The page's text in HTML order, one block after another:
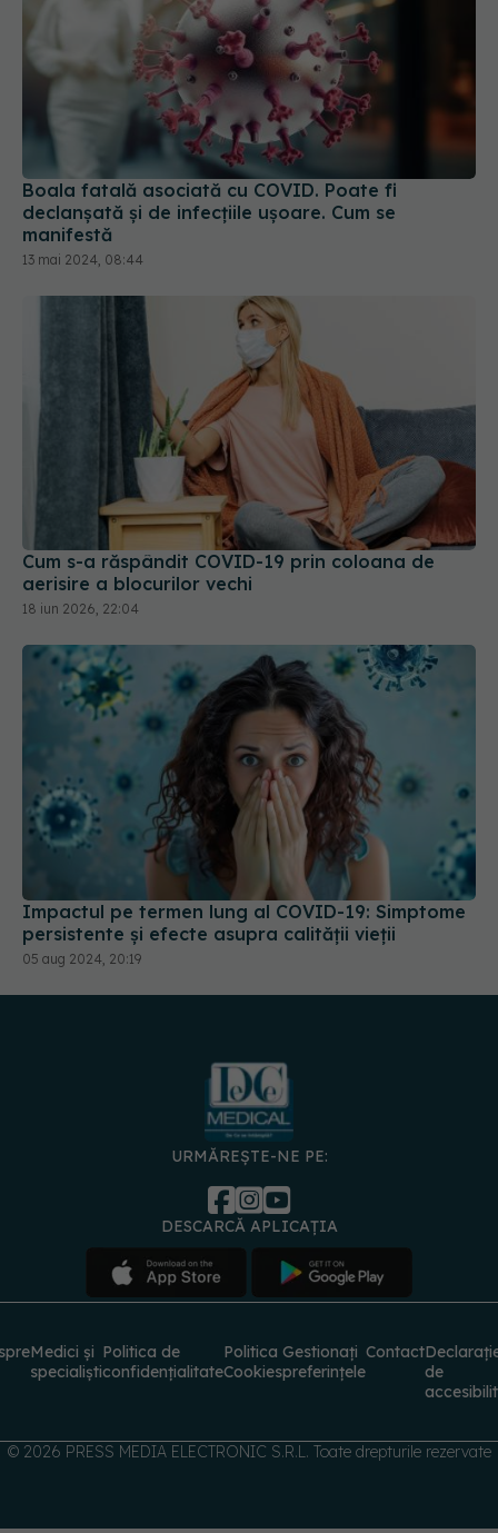
Boala fatală asociată cu COVID. Poate fi
declanșată și de infecțiile ușoare. Cum se
manifestă
13 mai 2024, 08:44
Cum s-a răspândit COVID-19 prin coloana de
aerisire a blocurilor vechi
18 iun 2026, 22:04
Impactul pe termen lung al COVID-19: Simptome
persistente și efecte asupra calității vieții
05 aug 2024, 20:19
URMĂREȘTE-NE PE:
DESCARCĂ APLICAȚIA
Medici și
Politica de
Gestionați
Contact
© 2026 PRESS MEDIA ELECTRONIC S.R.L. Toate drepturile rezervate